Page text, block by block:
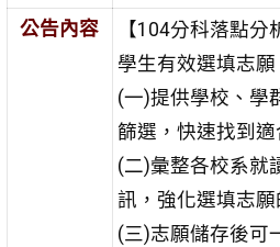
公告內容
【104分科落點
學生有效選填志願
(一)提供學校、學
篩選，快速找到適
(二)彙整各校系就
訊，強化選填志願
(三)志願儲存後可